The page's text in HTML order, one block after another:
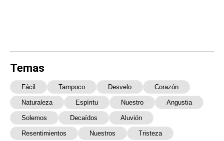
Temas
Fácil Tampoco Desvelo Corazón
Naturaleza Espíritu Nuestro Angustia
Solemos Decaídos Aluvión
Resentimientos Nuestros Tristeza